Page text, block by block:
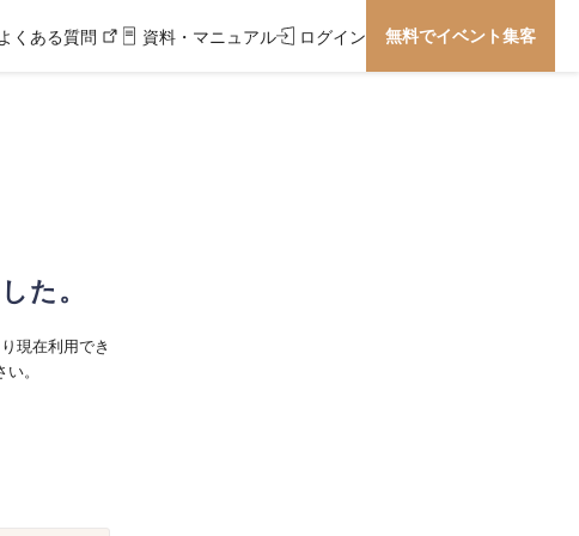
よくある質問 資料・マニュアル ログイン 無料でイベント集客
た。
現在利用でき
。